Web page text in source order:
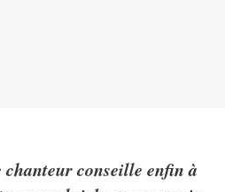
conseille enfin à